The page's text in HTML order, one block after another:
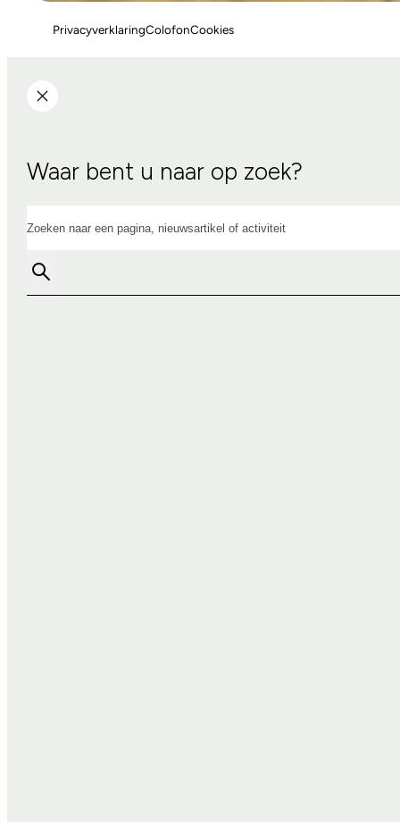
PrivacyverklaringColofonCookies
Waar bent u naar op zoek?